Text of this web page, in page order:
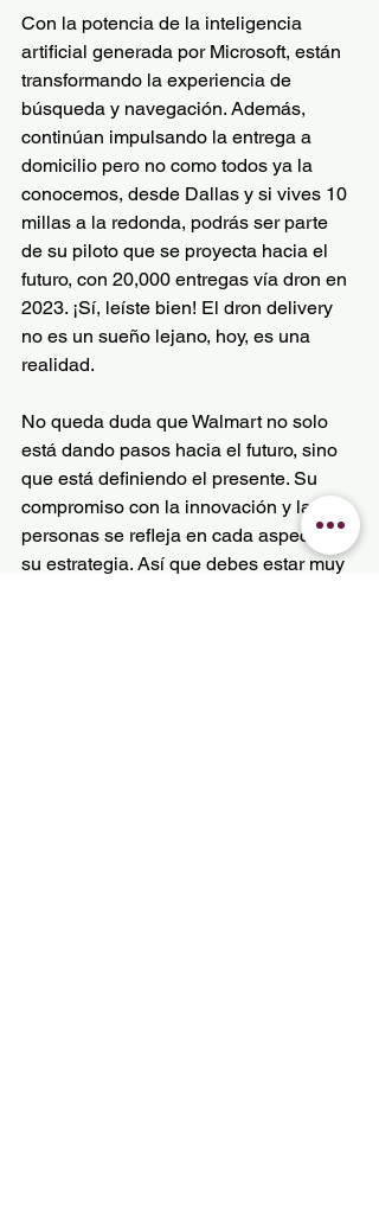
Con la potencia de la inteligencia
artificial generada por Microsoft, están
transformando la experiencia de
búsqueda y navegación. Además,
continúan impulsando la entrega a
domicilio pero no como todos ya la
conocemos, desde Dallas y si vives 10
millas a la redonda, podrás ser parte
de su piloto que se proyecta hacia el
futuro, con 20,000 entregas vía dron en
2023. ¡Sí, leíste bien! El dron delivery
no es un sueño lejano, hoy, es una
realidad.
No queda duda que Walmart no solo
está dando pasos hacia el futuro, sino
que está definiendo el presente. Su
compromiso con la innovación y las
personas se refleja en cada aspecto de
su estrategia. Así que debes estar muy